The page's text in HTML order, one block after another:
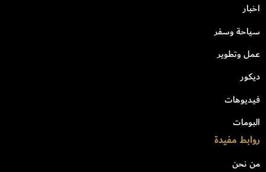
اخبار
سياحة وسفر
عمل وتطوير
ديكور
فيديوهات
البومات
روابط مفيدة
من نحن